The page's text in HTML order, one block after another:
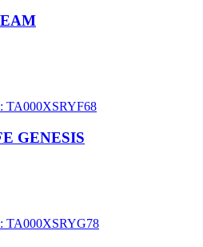
TA000XSRYF68
GENESIS
TA000XSRYG78